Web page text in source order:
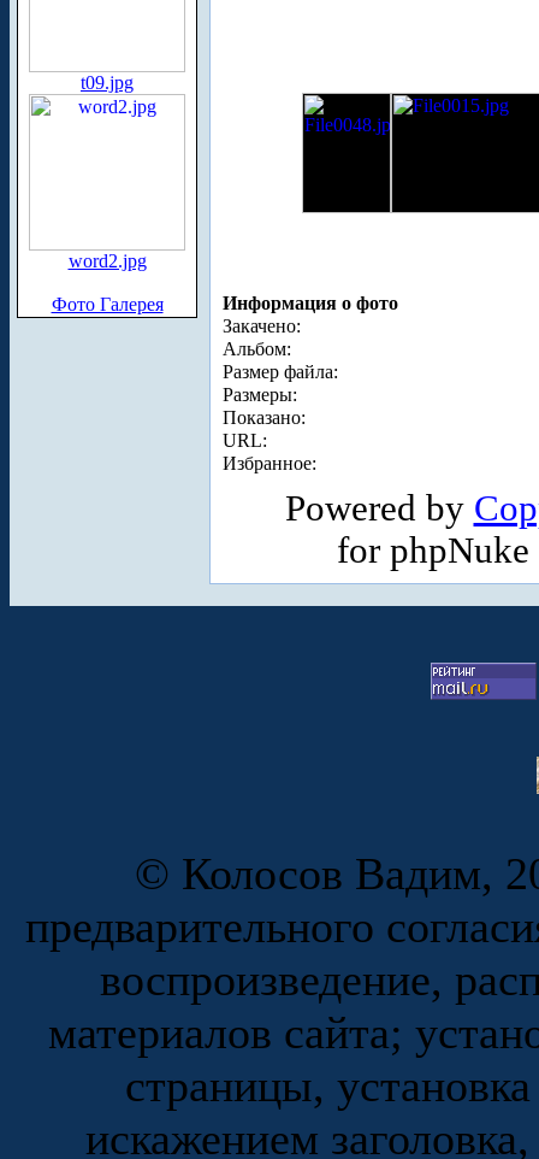
t09.jpg
word2.jpg
Фото Галерея
Информация о фото
Закачено:
Альбом:
Размер файла:
Размеры:
Показано:
URL:
Избранное:
Powered by
for
© Колосов Вадим,
предварительного
воспроизведение,
материалов сайта;
страницы,
искажением